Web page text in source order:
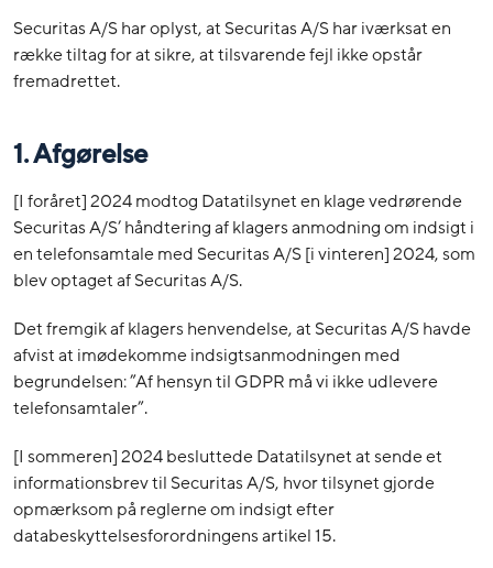
Securitas A/S har oplyst, at Securitas A/S har iværksat en
række tiltag for at sikre, at tilsvarende fejl ikke opstår
fremadrettet.
1. Afgørelse
[I foråret] 2024 modtog Datatilsynet en klage vedrørende
Securitas A/S’ håndtering af klagers anmodning om indsigt i
en telefonsamtale med Securitas A/S [i vinteren] 2024, som
blev optaget af Securitas A/S.
Det fremgik af klagers henvendelse, at Securitas A/S havde
afvist at imødekomme indsigtsanmodningen med
begrundelsen: ”Af hensyn til GDPR må vi ikke udlevere
telefonsamtaler”.
[I sommeren] 2024 besluttede Datatilsynet at sende et
informationsbrev til Securitas A/S, hvor tilsynet gjorde
opmærksom på reglerne om indsigt efter
databeskyttelsesforordningens artikel 15.